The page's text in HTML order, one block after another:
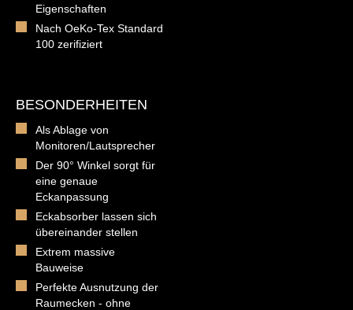
Eigenschaften
Nach OeKo-Tex Standard
100 zerifiziert
BESONDERHEITEN
Als Ablage von
Monitoren/Lautsprecher
Der 90° Winkel sorgt für
eine genaue
Eckanpassung
Eckabsorber lassen sich
übereinander stellen
Extrem massive
Bauweise
Perfekte Ausnutzung der
Raumecken - ohne